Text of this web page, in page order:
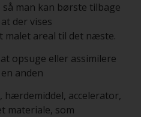
man kan børste tilbage
der vises
areal til det næste.
opsuge eller assimilere
anden
hærdemiddel, accelerator,
materiale, som